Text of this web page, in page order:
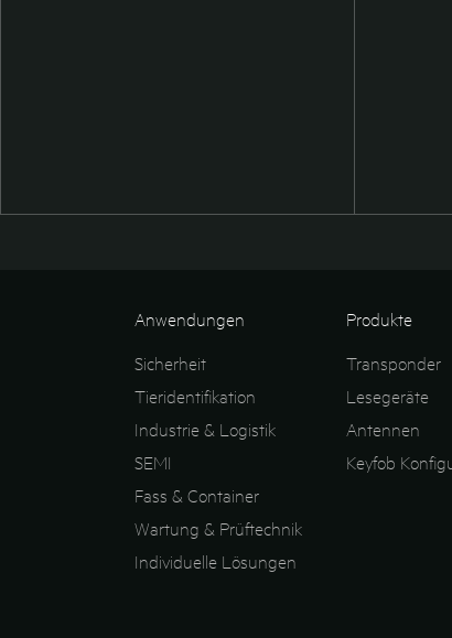
Anwendungen
Sicherheit
Tieridentifikation
Industrie & Logistik
SEMI
Fass & Container
Wartung & Prüftechnik
Individuelle Lösungen
Produkte
Transponder
Lesegeräte
Antennen
Keyfob